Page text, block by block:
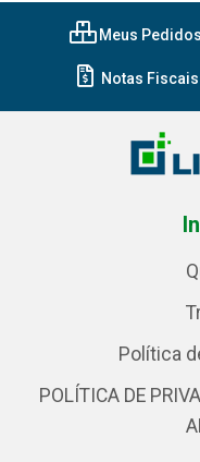
Meus Pedidos
Notas Fiscais
Política
POLÍTICA DE